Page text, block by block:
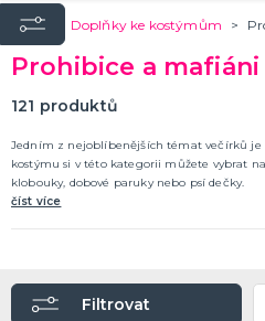
❤️ Rozlučky se svobodou
Balónky a helium
Dárky s potiskem
Nafukování balónků
Půjčovna kostýmů
Výzdoba na klíč
VALENTÝN
Valentýnské doplňky
Valentýnské hry
PÁLENÍ ČARODEJNIC
Čarodejnické klobouky
Strašidelná výzdoba a dekorace
Doplňky ke kostýmům
DALŠÍ KATEGORIE
Úvod Doplňky ke kostýmům
Prohibice a mafiáni
121 produktů
Jedním z nejoblíbenějších témat večírků je
kostýmu si v této kategorii můžete vybrat
klobouky, dobové paruky nebo psí dečky.
číst více
Filtrovat